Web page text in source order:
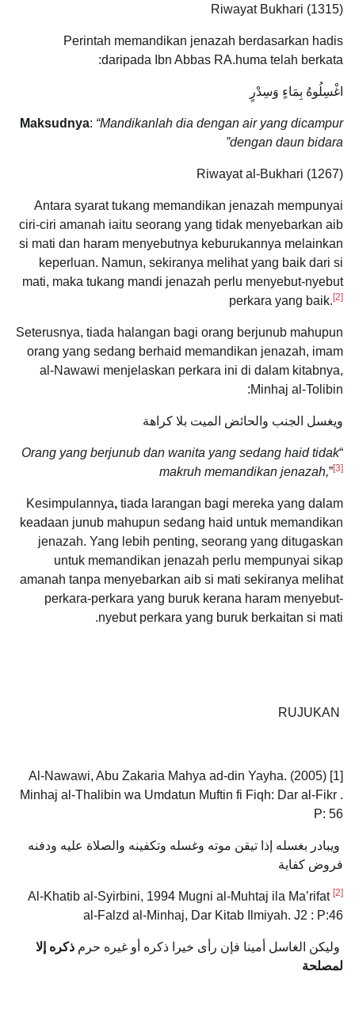
Riwayat Bukhari (1315)
Perintah memandikan jenazah berdasarkan hadis
daripada Ibn Abbas RA.huma telah berkata:
اغْسِلُوهُ بِمَاءٍ وَسِدْرٍ
Maksudnya: “Mandikanlah dia dengan air yang dicampur
dengan daun bidara”
Riwayat al-Bukhari (1267)
Antara syarat tukang memandikan jenazah mempunyai
ciri-ciri amanah iaitu seorang yang tidak menyebarkan aib
si mati dan haram menyebutnya keburukannya melainkan
keperluan. Namun, sekiranya melihat yang baik dari si
mati, maka tukang mandi jenazah perlu menyebut-nyebut
perkara yang baik. [2]
Seterusnya, tiada halangan bagi orang berjunub mahupun
orang yang sedang berhaid memandikan jenazah, imam
al-Nawawi menjelaskan perkara ini di dalam kitabnya,
Minhaj al-Tolibin:
ويغسل الجنب والحائض الميت بلا كراهة
“
Orang yang berjunub dan wanita yang sedang haid tidak
makruh memandikan jenazah,”[3]
Kesimpulannya, tiada larangan bagi mereka yang dalam
keadaan junub mahupun sedang haid untuk memandikan
jenazah. Yang lebih penting, seorang yang ditugaskan
untuk memandikan jenazah perlu mempunyai sikap
amanah tanpa menyebarkan aib si mati sekiranya melihat
perkara-perkara yang buruk kerana haram menyebut-
nyebut perkara yang buruk berkaitan si mati.
[1] Al-Nawawi, Abu Zakaria Mahya ad-din Yayha. (2005)
Minhaj al-Thalibin wa Umdatun Muftin fi Fiqh: Dar al-Fikr .
P: 56
ويبادر بغسله إذا تيقن موته وغسله وتكفينه والصلاة عليه ودفنه
فروض كفاية
[2]
Al-Khatib al-Syirbini, 1994 Mugni al-Muhtaj ila Ma’rifat
al-Falzd al-Minhaj, Dar Kitab Ilmiyah. J2 : P:46
وليكن الغاسل أمينا فإن رأى خيرا ذكره أو غيره حرم ذكره إلا
لمصلحة